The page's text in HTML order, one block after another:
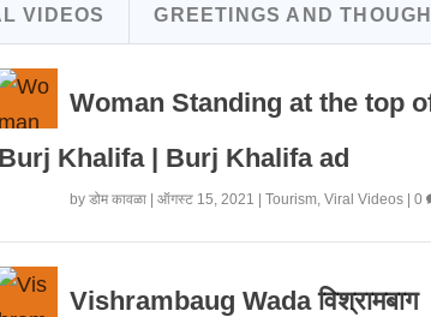
VIDEOS GREETINGS AND
Woman Standing at the top
Burj Khalifa | Burj Khalifa ad
by डोम कावळा| ऑगस्ट 15, 2021 | Tourism, Viral Videos| 0
Vishrambaug Wada विश्रामबाग